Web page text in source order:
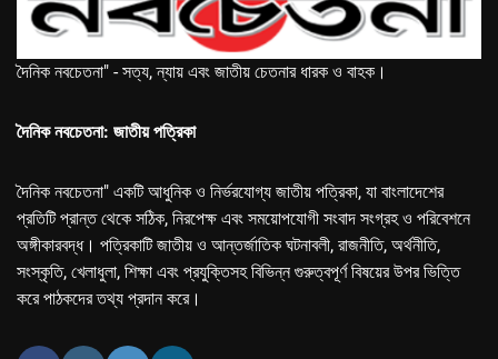
দৈনিক নবচেতনা" - সত্য, ন্যায় এবং জাতীয় চেতনার ধারক ও বাহক।
দৈনিক নবচেতনা: জাতীয় পত্রিকা
দৈনিক নবচেতনা" একটি আধুনিক ও নির্ভরযোগ্য জাতীয় পত্রিকা, যা বাংলাদেশের
প্রতিটি প্রান্ত থেকে সঠিক, নিরপেক্ষ এবং সময়োপযোগী সংবাদ সংগ্রহ ও পরিবেশনে
অঙ্গীকারবদ্ধ। পত্রিকাটি জাতীয় ও আন্তর্জাতিক ঘটনাবলী, রাজনীতি, অর্থনীতি,
সংস্কৃতি, খেলাধুলা, শিক্ষা এবং প্রযুক্তিসহ বিভিন্ন গুরুত্বপূর্ণ বিষয়ের উপর ভিত্তি
করে পাঠকদের তথ্য প্রদান করে।